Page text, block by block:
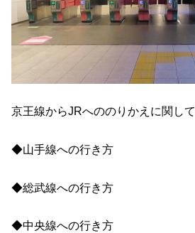
京王線からJRへののりかえに関して
◆山手線への行き方
◆総武線への行き方
◆中央線への行き方